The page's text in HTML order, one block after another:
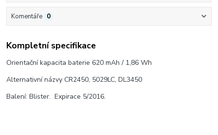
Komentáře 0
Kompletní specifikace
Orientační kapacita baterie 620 mAh / 1,86 Wh
Alternativní názvy CR2450, 5029LC, DL3450
Balení: Blister. Expirace 5/2016.